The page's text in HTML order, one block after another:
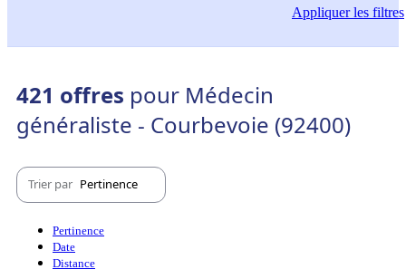
Appliquerles filtres
421 offres pour Médecin
généraliste - Courbevoie (92400)
Trier par Pertinence
Pertinence
Date
Distance